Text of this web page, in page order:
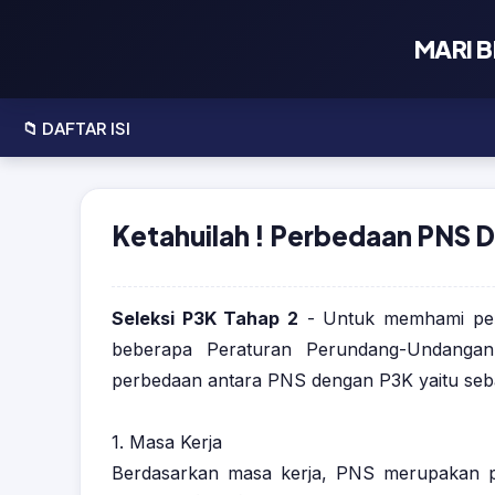
MARI
⌚
•
•
•
•
♛
♞
•
📁 DAFTAR ISI
Ketahuilah ! Perbedaan PNS
Seleksi P3K Tahap 2 - Untuk memhami
beberapa Peraturan Perundang-
perbedaan antara PNS dengan P3K yaitu
1. Masa Kerja
Berdasarkan masa kerja, PNS merupakan